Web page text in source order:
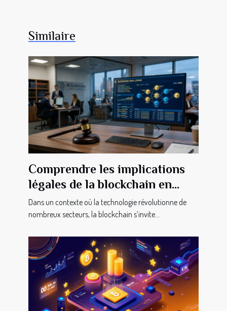
Similaire
Comprendre les implications
légales de la blockchain en
transactions immobilières
Dans un contexte où la technologie révolutionne de
nombreux secteurs, la blockchain s’invite...